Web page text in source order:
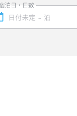
泊日・日数